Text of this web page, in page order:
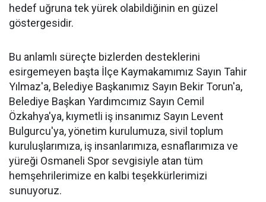
hedef uğruna tek yürek olabildiğinin en güzel
göstergesidir.
Bu anlamlı süreçte bizlerden desteklerini
esirgemeyen başta İlçe Kaymakamımız Sayın Tahir
Yılmaz'a, Belediye Başkanımız Sayın Bekir Torun'a,
Belediye Başkan Yardımcımız Sayın Cemil
Özkahya'ya, kıymetli iş insanımız Sayın Levent
Bulgurcu'ya, yönetim kurulumuza, sivil toplum
kuruluşlarımıza, iş insanlarımıza, esnaflarımıza ve
yüreği Osmaneli Spor sevgisiyle atan tüm
hemşehrilerimize en kalbi teşekkürlerimizi
sunuyoruz.